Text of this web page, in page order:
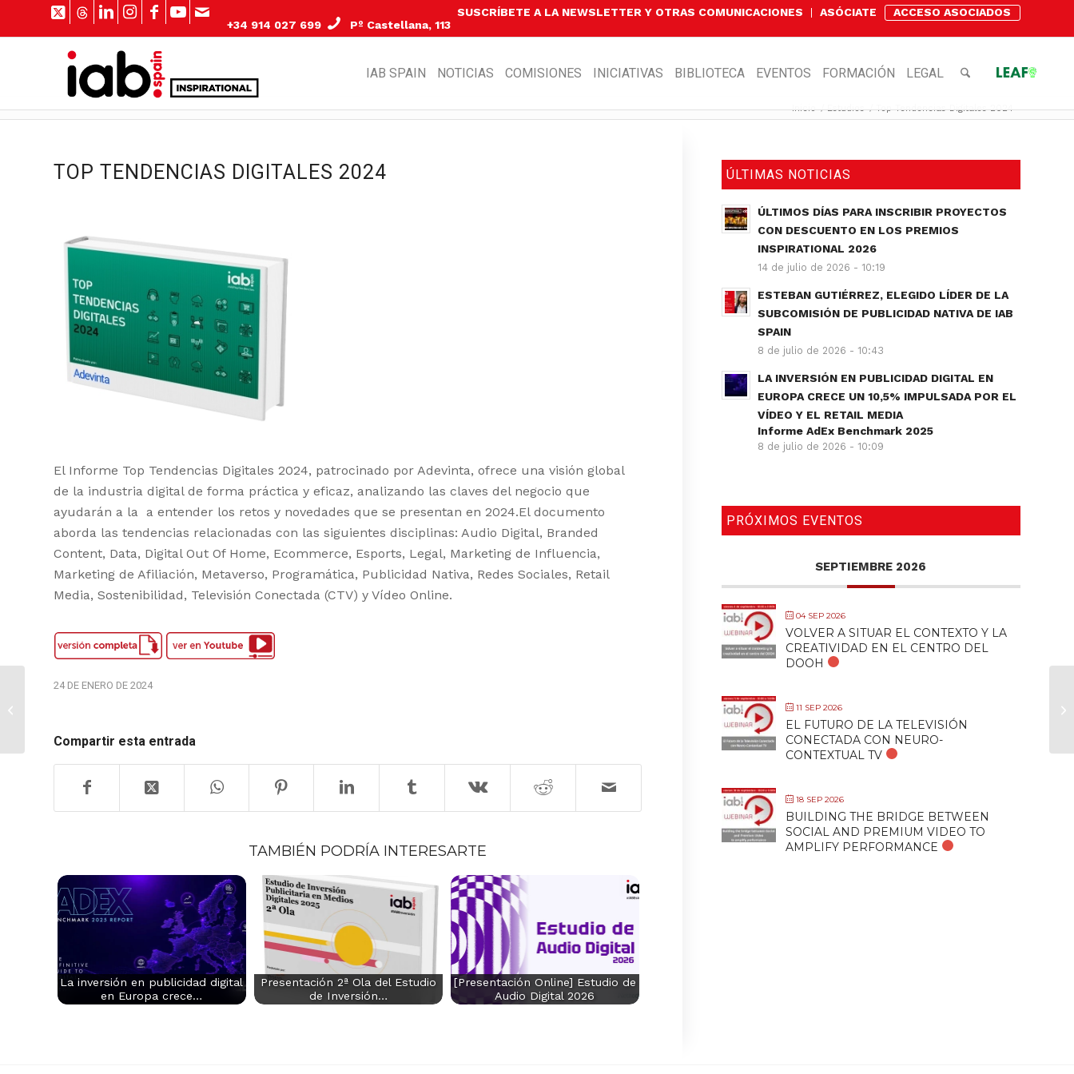
SUSCRÍBETE A LA NEWSLETTER Y OTRAS COMUNICACIONES ASÓCIATE
ACCESO ASOCIADOS
+34 914 027 699
Pº Castellana, 113
IAB SPAIN NOTICIAS COMISIONES INICIATIVAS BIBLIOTECA EVENTOS FORMACIÓN LEGAL
Inicio / Estudios / Top Tendencias Digitales 2024
TOP TENDENCIAS DIGITALES 2024
El Informe Top Tendencias Digitales 2024, patrocinado por Adevinta, ofrece una visión global
de la industria digital de forma práctica y eficaz, analizando las claves del negocio que
ayudarán a la a entender los retos y novedades que se presentan en 2024.El documento
aborda las tendencias relacionadas con las siguientes disciplinas: Audio Digital, Branded
Content, Data, Digital Out Of Home, Ecommerce, Esports, Legal, Marketing de Influencia,
Marketing de Afiliación, Metaverso, Programática, Publicidad Nativa, Redes Sociales, Retail
Media, Sostenibilidad, Televisión Conectada (CTV) y Vídeo Online.
24 DE ENERO DE 2024
Compartir esta entrada
TAMBIÉN PODRÍA INTERESARTE
La inversión en publicidad digital
en Europa crece…
Presentación 2ª Ola del Estudio
de Inversión…
[Presentación Online] Estudio de
Audio Digital 2026
ÚLTIMAS NOTICIAS
ÚLTIMOS DÍAS PARA INSCRIBIR PROYECTOS
CON DESCUENTO EN LOS PREMIOS
INSPIRATIONAL 2026
14 de julio de 2026 - 10:19
ESTEBAN GUTIÉRREZ, ELEGIDO LÍDER DE LA
SUBCOMISIÓN DE PUBLICIDAD NATIVA DE IAB
SPAIN
8 de julio de 2026 - 10:43
LA INVERSIÓN EN PUBLICIDAD DIGITAL EN
EUROPA CRECE UN 10,5% IMPULSADA POR EL
VÍDEO Y EL RETAIL MEDIA
Informe AdEx Benchmark 2025
8 de julio de 2026 - 10:09
PRÓXIMOS EVENTOS
SEPTIEMBRE 2026
04 SEP 2026
VOLVER A SITUAR EL CONTEXTO Y LA
CREATIVIDAD EN EL CENTRO DEL
DOOH
11 SEP 2026
EL FUTURO DE LA TELEVISIÓN
CONECTADA CON NEURO-
CONTEXTUAL TV
18 SEP 2026
BUILDING THE BRIDGE BETWEEN
SOCIAL AND PREMIUM VIDEO TO
AMPLIFY PERFORMANCE
OBSERVATORIO DE